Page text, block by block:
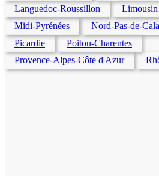
Languedoc-Roussillon
Limousin
Midi-Pyrénées
Nord-Pas-de-
Picardie
Poitou-Charentes
Provence-Alpes-Côte d'Azur